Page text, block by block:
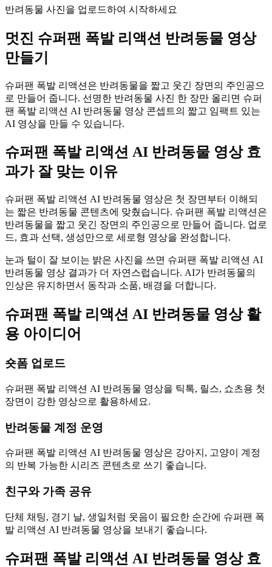
반려동물 사진을 업로드하여 시작하세요
멋진 슈퍼팬 폭발 리액션 반려동물 영상
만들기
슈퍼팬 폭발 리액션은 반려동물을 짧고 웃긴 장면의 주인공으
로 만들어 줍니다. 선명한 반려동물 사진 한 장만 올리면 슈퍼
팬 폭발 리액션 AI 반려동물 영상 콘셉트의 짧고 임팩트 있는
AI 영상을 만들 수 있습니다.
슈퍼팬 폭발 리액션 AI 반려동물 영상 효
과가 잘 맞는 이유
슈퍼팬 폭발 리액션 AI 반려동물 영상은 첫 장면부터 이해되
는 짧은 반려동물 콘텐츠에 맞췄습니다. 슈퍼팬 폭발 리액션은
반려동물을 짧고 웃긴 장면의 주인공으로 만들어 줍니다. 업로
드, 효과 선택, 생성만으로 세로형 영상을 완성합니다.
눈과 털이 잘 보이는 밝은 사진을 쓰면 슈퍼팬 폭발 리액션 AI
반려동물 영상 결과가 더 자연스럽습니다. AI가 반려동물의
인상은 유지하면서 동작과 소품, 배경을 더합니다.
슈퍼팬 폭발 리액션 AI 반려동물 영상 활
용 아이디어
숏폼 업로드
슈퍼팬 폭발 리액션 AI 반려동물 영상을 틱톡, 릴스, 쇼츠용 첫
장면이 강한 영상으로 활용하세요.
반려동물 계정 운영
슈퍼팬 폭발 리액션 AI 반려동물 영상은 강아지, 고양이 계정
의 반복 가능한 시리즈 콘텐츠로 쓰기 좋습니다.
친구와 가족 공유
단체 채팅, 경기 날, 생일처럼 웃음이 필요한 순간에 슈퍼팬 폭
발 리액션 AI 반려동물 영상을 보내기 좋습니다.
슈퍼팬 폭발 리액션 AI 반려동물 영상 효